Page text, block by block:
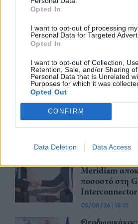
Opted In
I want to opt-out of processing my
Personal Data for Targeted
Opted In
I want to opt-out of Collection,
Retention, Sale, and/or Sharing
Personal Data that Is Unrelated
Purposes for which it was
Opted Out
CONFIRM
Data Deletion Data Access
διαφυγής για
06/08/26|12:57
Μητσοτάκης –
και το
μεγάλου έργου
06/08/26|10:50
Γαλλική
Meridiam
ποσοστό στη
Interconnector
05/08/26 | 18:15